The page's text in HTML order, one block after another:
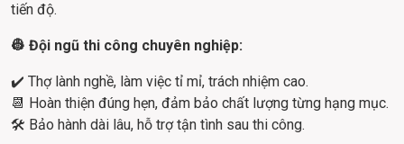
tiến độ.
👷 Đội ngũ thi công chuyên nghiệp:
✔️ Thợ lành nghề, làm việc tỉ mỉ, trách nhiệm cao.
📆 Hoàn thiện đúng hẹn, đảm bảo chất lượng từng hạng mục.
🛠️ Bảo hành dài lâu, hỗ trợ tận tình sau thi công.